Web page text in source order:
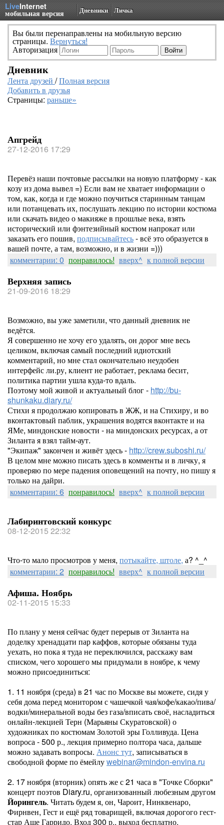
LiveInternet
мобильная версия Дневники Личка
Вы были перенаправлены на мобильную версию
страницы. Вернуться!
Авторизация
Дневник
Лента друзей /Полная версия
Добавить в друзья
Страницы: раньше»
Апгрейд
27-12-2016 17:29
Перевёз наши почтовые рассылки на новую платформу - как
козу из дома вывел =) Если вам не хватает информации о
том, как, когда и где можно поучиться старинным танцам
или потанцевать их, послушать лекцию по истории костюма
или скачать видео о макияже в прошлые века, взять
исторический или фэнтезийный костюм напрокат или
заказать его пошив, подписывайтесь- всё это образуется в
вашей почте, а там, возможно, и в жизни =)))
комментарии: 0 понравилось! вверх^ к полной версии
Верхняя запись
21-09-2016 18:29
Возможно, вы уже заметили, что данный дневник не
ведётся.
Я совершенно не хочу его удалять, он дорог мне весь
целиком, включая самый последний идиотский
комментарий, но мне стал окончательно неудобен
интерфейс ли.ру, клиент не работает, реклама бесит,
политика партии ушла куда-то вдаль.
Поэтому мой живой и актуальный блог - http://bu-
shunkaku.diary.ru/
Стихи я продолжаю копировать в ЖЖ, и на Стихиру, и во
вконтактовый паблик, украшения водятся вконтакте и на
ЯМе, миндонские новости - на миндонских ресурсах, а от
Зиланта я взял тайм-аут.
"Экипаж" закончен и живёт здесь - http://crew.suboshi.ru/
В целом мне можно писать здесь в комменты и в личку, я
проверяю по мере падения оповещений на почту, но пишу я
только на дайри.
комментарии: 6 понравилось! вверх^ к полной версии
Лабиринтовский конкурс
08-12-2015 22:32
Что-то мало просмотров у меня, потыкайте, штоле, а? ^_^
комментарии: 2 понравилось! вверх^ к полной версии
Афиша. Ноябрь
02-11-2015 15:33
По плану у меня сейчас будет перерыв от Зиланта на
доделку хренадцати пар каффов, которые обязаны туда
уехать, но пока я туда не переключился, расскажу вам
списком, чего хорошего мы придумали в ноябре, к чему
можно присоединиться:
1. 11 ноября (среда) в 21 час по Москве вы можете, сидя у
себя дома перед монитором с чашечкой чая/кофе/какао/пива/
водки/минеральной воды без газа/вписать своё, насладиться
онлайн-лекцией Терн (Марьяны Скуратовской) о
художниках по костюмам Золотой эры Голливуда. Цена
вопроса - 500 р., лекция примерно полтора часа, дальше
можно задавать вопросы. Анонс тут, записываться в
свободной форме по ёмейлуwebinar@mindon-envina.ru
2. 17 ноября (вторник) опять же с 21 часа в "Точке Сборки"
концерт поэтов Diary.ru, организованный любезным другом
Йорингель. Читать будем я, он, Чароит, Нинквенаро,
Фирнвен, Гест и ещё ряд товарищей, включая дорогого гест-
стар Аше Гарридо. Вход 300 р., выход бесплатно,